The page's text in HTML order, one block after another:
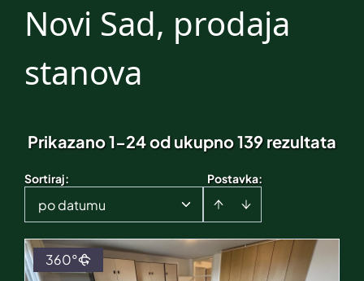
Novi Sad, prodaja
stanova
Prikazano 1-24 od ukupno 139 rezultata
Postavka:
Sortiraj:
po datumu
360°